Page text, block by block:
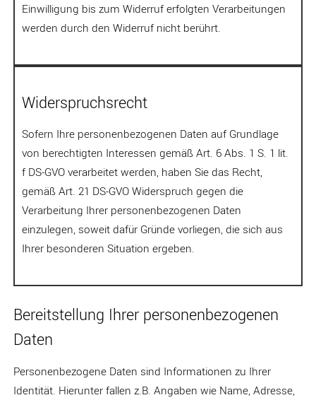
Einwilligung bis zum Widerruf erfolgten Verarbeitungen
werden durch den Widerruf nicht berührt.
Widerspruchsrecht
Sofern Ihre personenbezogenen Daten auf Grundlage
von berechtigten Interessen gemäß Art. 6 Abs. 1 S. 1 lit.
f DS-GVO verarbeitet werden, haben Sie das Recht,
gemäß Art. 21 DS-GVO Widerspruch gegen die
Verarbeitung Ihrer personenbezogenen Daten
einzulegen, soweit dafür Gründe vorliegen, die sich aus
Ihrer besonderen Situation ergeben.
Bereitstellung Ihrer personenbezogenen
Daten
Personenbezogene Daten sind Informationen zu Ihrer
Identität. Hierunter fallen z.B. Angaben wie Name, Adresse,